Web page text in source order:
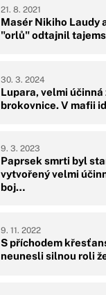
Masér Nikiho Laudy
"orlů" odtajnil
21. 8. 2021
Lupara, velmi účinná
brokovnice. V mafii
30. 3. 2024
Paprsek smrti byl
vytvořený velmi
boj…
9. 3. 2023
S příchodem
neunesli silnou roli
9. 11. 2022